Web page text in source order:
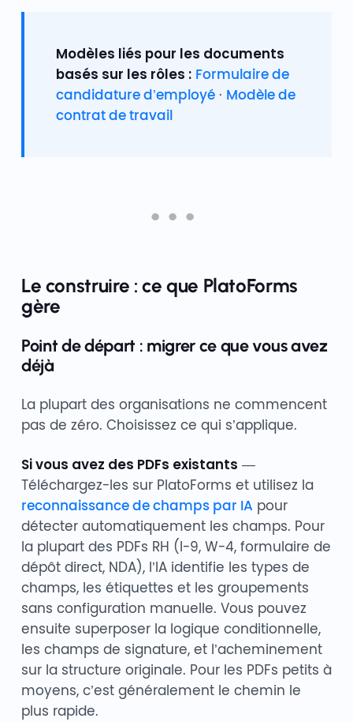
Modèles liés pour les documents
basés sur les rôles : Formulaire de
candidature d’employé· Modèle de
contrat de travail
Le construire : ce que PlatoForms
gère
Point de départ : migrer ce que vous avez
déjà
La plupart des organisations ne commencent
pas de zéro. Choisissez ce qui s’applique.
Si vous avez des PDFs existants —
Téléchargez-les sur PlatoForms et utilisez la
reconnaissance de champs par IApour
détecter automatiquement les champs. Pour
la plupart des PDFs RH (I-9, W-4, formulaire de
dépôt direct, NDA), l’IA identifie les types de
champs, les étiquettes et les groupements
sans configuration manuelle. Vous pouvez
ensuite superposer la logique conditionnelle,
les champs de signature, et l’acheminement
sur la structure originale. Pour les PDFs petits à
moyens, c’est généralement le chemin le
plus rapide.